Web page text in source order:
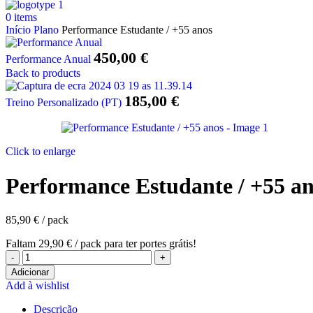
0 items
Início Plano Performance Estudante / +55 anos
Performance Anual 450,00 €
Back to products
Treino Personalizado (PT) 185,00 €
Click to enlarge
Performance Estudante / +55
85,90 €
Faltam 29,90 € para ter portes grátis!
Quantidade
de
Performance
Adicionar
Add à wishlist
Descrição